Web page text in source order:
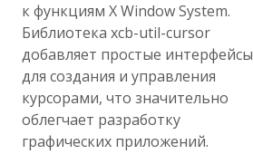
к функциям X Window System.
Библиотека xcb-util-cursor
добавляет простые интерфейсы
для создания и управления
курсорами, что значительно
облегчает разработку
графических приложений.